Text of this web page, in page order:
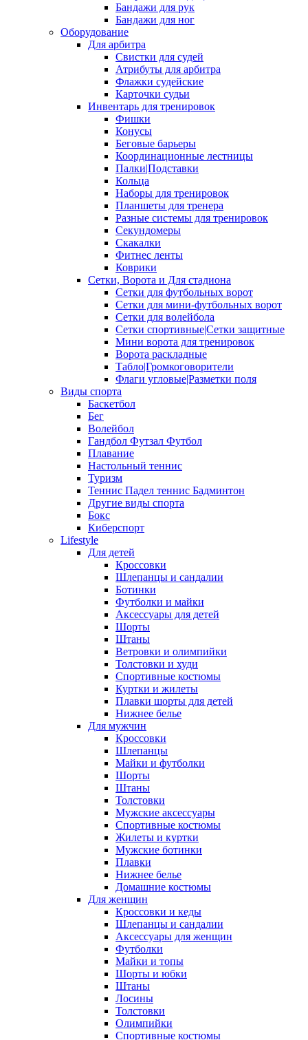
Бандажи для рук
Бандажи для ног
Оборудование
Для арбитра
Свистки для судей
Атрибуты для арбитра
Флажки судейские
Карточки судьи
Инвентарь для тренировок
Фишки
Конусы
Беговые барьеры
Координационные лестницы
Палки|Подставки
Кольца
Наборы для тренировок
Планшеты для тренера
Разные системы для тренировок
Секундомеры
Скакалки
Фитнес ленты
Коврики
Сетки, Ворота и Для стадиона
Сетки для футбольных ворот
Сетки для мини-футбольных ворот
Сетки для волейбола
Сетки спортивные|Сетки защитные
Мини ворота для тренировок
Ворота раскладные
Табло|Громкоговорители
Флаги угловые|Разметки поля
Виды спорта
Баскетбол
Бег
Волейбол
Гандбол Футзал Футбол
Плавание
Настольный теннис
Туризм
Теннис Падел теннис Бадминтон
Другие виды спорта
Бокс
Киберспорт
Lifestyle
Для детей
Кроссовки
Шлепанцы и сандалии
Ботинки
Футболки и майки
Аксессуары для детей
Шорты
Штаны
Ветровки и олимпийки
Толстовки и худи
Спортивные костюмы
Куртки и жилеты
Плавки шорты для детей
Нижнее белье
Для мужчин
Кроссовки
Шлепанцы
Майки и футболки
Шорты
Штаны
Толстовки
Мужские аксессуары
Спортивные костюмы
Жилеты и куртки
Мужские ботинки
Плавки
Нижнее белье
Домашние костюмы
Для женщин
Кроссовки и кеды
Шлепанцы и сандалии
Аксессуары для женщин
Футболки
Майки и топы
Шорты и юбки
Штаны
Лосины
Толстовки
Олимпийки
Спортивные костюмы